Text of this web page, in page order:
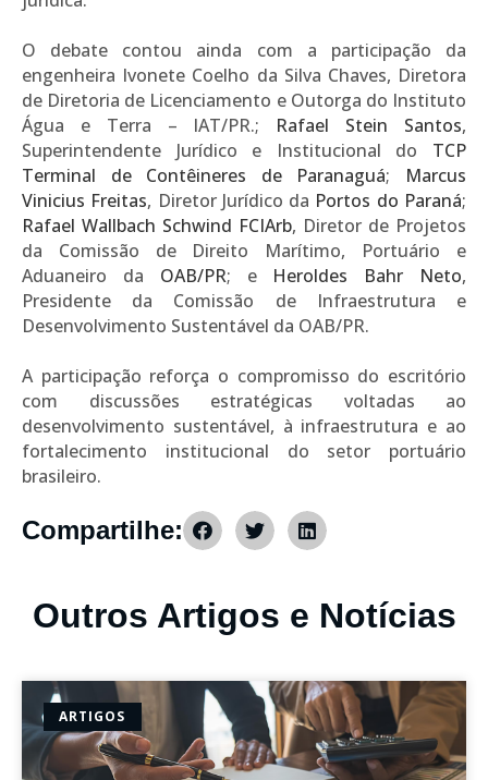
O debate contou ainda com a participação da
engenheira Ivonete Coelho da Silva Chaves, Diretora
de Diretoria de Licenciamento e Outorga do Instituto
Água e Terra – IAT/PR.; Rafael Stein Santos,
Superintendente Jurídico e Institucional do TCP
Terminal de Contêineres de Paranaguá; Marcus
Vinicius Freitas, Diretor Jurídico da Portos do Paraná;
Rafael Wallbach Schwind FCIArb, Diretor de Projetos
da Comissão de Direito Marítimo, Portuário e
Aduaneiro da OAB/PR; e Heroldes Bahr Neto,
Presidente da Comissão de Infraestrutura e
Desenvolvimento Sustentável da OAB/PR.
A participação reforça o compromisso do escritório
com discussões estratégicas voltadas ao
desenvolvimento sustentável, à infraestrutura e ao
fortalecimento institucional do setor portuário
brasileiro.
Compartilhe:
Outros Artigos e Notícias
ARTIGOS